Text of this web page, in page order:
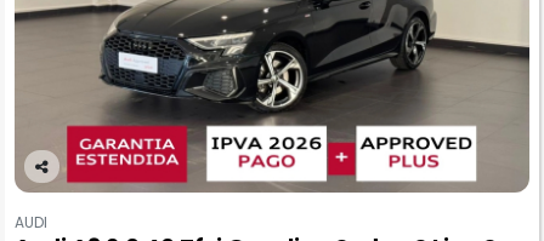
Co
pa
AUDI